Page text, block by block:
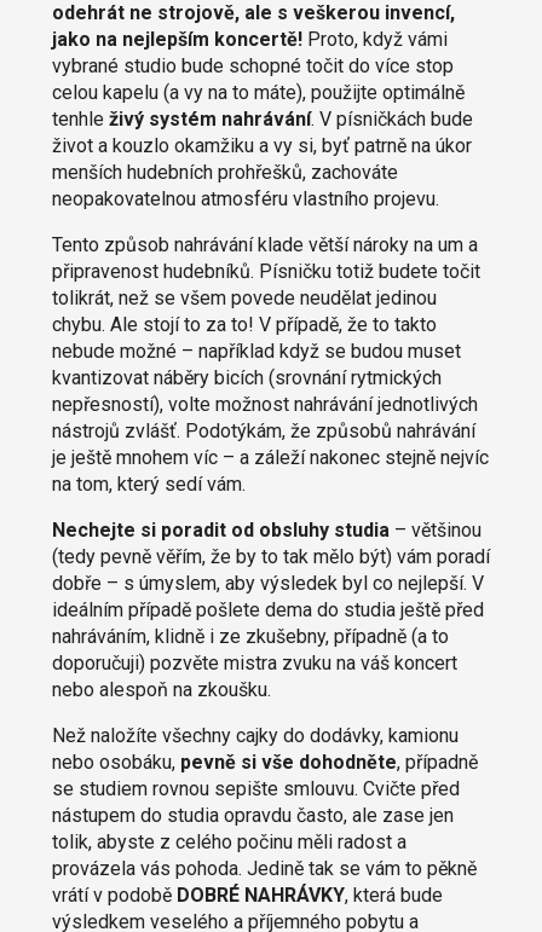
odehrát ne strojově, ale s veškerou invencí,
jako na nejlepším koncertě!Proto, když vámi
vybrané studio bude schopné točit do více stop
celou kapelu (a vy na to máte), použijte optimálně
tenhle živý systém nahrávání. V písničkách bude
život a kouzlo okamžiku a vy si, byť patrně na úkor
menších hudebních prohřešků, zachováte
neopakovatelnou atmosféru vlastního projevu.
Tento způsob nahrávání klade větší nároky na um a
připravenost hudebníků. Písničku totiž budete točit
tolikrát, než se všem povede neudělat jedinou
chybu. Ale stojí to za to! V případě, že to takto
nebude možné – například když se budou muset
kvantizovat náběry bicích (srovnání rytmických
nepřesností), volte možnost nahrávání jednotlivých
nástrojů zvlášť. Podotýkám, že způsobů nahrávání
je ještě mnohem víc – a záleží nakonec stejně nejvíc
na tom, který sedí vám.
Nechejte si poradit od obsluhy studia– většinou
(tedy pevně věřím, že by to tak mělo být) vám poradí
dobře – s úmyslem, aby výsledek byl co nejlepší. V
ideálním případě pošlete dema do studia ještě před
nahráváním, klidně i ze zkušebny, případně (a to
doporučuji) pozvěte mistra zvuku na váš koncert
nebo alespoň na zkoušku.
Než naložíte všechny cajky do dodávky, kamionu
nebo osobáku, pevně si vše dohodněte, případně
se studiem rovnou sepište smlouvu. Cvičte před
nástupem do studia opravdu často, ale zase jen
tolik, abyste z celého počinu měli radost a
provázela vás pohoda. Jedině tak se vám to pěkně
vrátí v podobě DOBRÉ NAHRÁVKY, která bude
výsledkem veselého a příjemného pobytu a